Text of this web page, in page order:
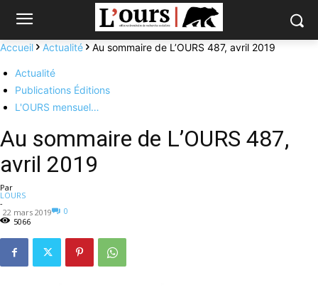
Accueil Actualité Au sommaire de L’OURS 487, avril 2019
Actualité
Publications Éditions
L'OURS mensuel…
Au sommaire de L’OURS 487,
avril 2019
Par
LOURS
-
22 mars 2019
0
5066